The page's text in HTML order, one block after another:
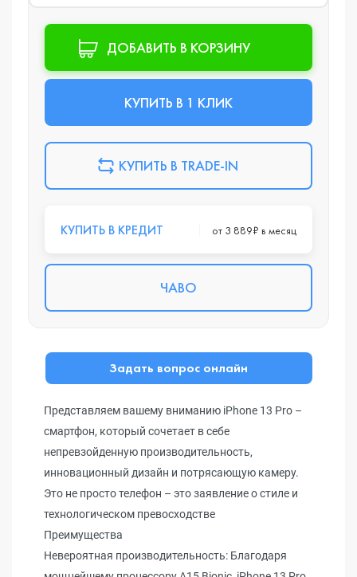
ДОБАВИТЬ В КОРЗИНУ
КУПИТЬ В 1 КЛИК
КУПИТЬ В TRADE-IN
КУПИТЬ В КРЕДИТ от 3 889₽ в месяц
ЧАВО
Задать вопрос онлайн
Представляем вашему вниманию iPhone 13 Pro –
смартфон, который сочетает в себе
непревзойденную производительность,
инновационный дизайн и потрясающую камеру.
Это не просто телефон – это заявление о стиле и
технологическом превосходстве
Преимущества
Невероятная производительность: Благодаря